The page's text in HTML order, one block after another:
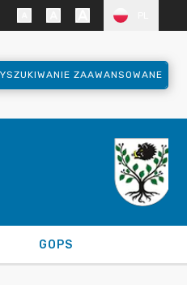
ZAAWANSOWANE
GOPS